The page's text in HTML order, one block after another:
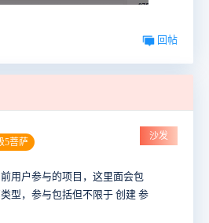
回帖
5菩萨
沙发
用户参与的项目，这里面会包
型，参与包括但不限于 创建 参